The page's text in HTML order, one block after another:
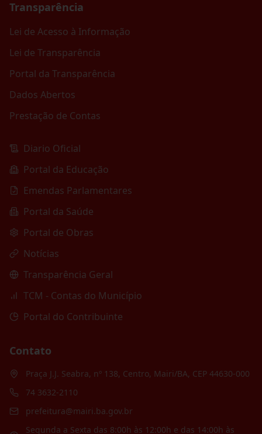
Transparência
Lei de Acesso à Informação
Lei de Transparência
Portal da Transparência
Dados Abertos
Prestação de Contas
Diario Oficial
Portal da Educação
Emendas Parlamentares
Portal da Saúde
Portal de Obras
Notícias
Transparência Geral
TCM - Contas do Município
Portal do Contribuinte
Contato
Praça J.J. Seabra, nº 138, Centro, Mairi/BA, CEP 44630-000
74 3632-2110
prefeitura@mairi.ba.gov.br
Segunda a Sexta das 8:00h às 12:00h e das 14:00h às